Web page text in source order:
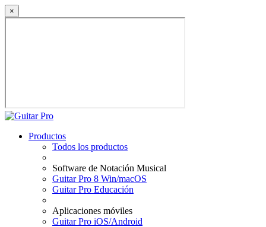
×
Productos
Todos los productos
Software de Notación Musical
Guitar Pro 8 Win/macOS
Guitar Pro Educación
Aplicaciones móviles
Guitar Pro iOS/Android